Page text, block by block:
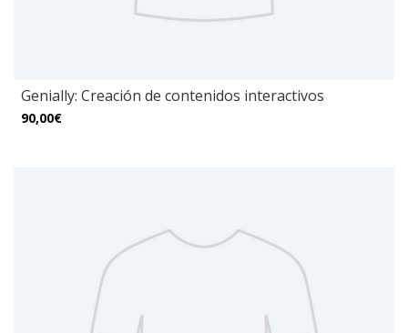
Genially: Creación de contenidos interactivos
90,00€